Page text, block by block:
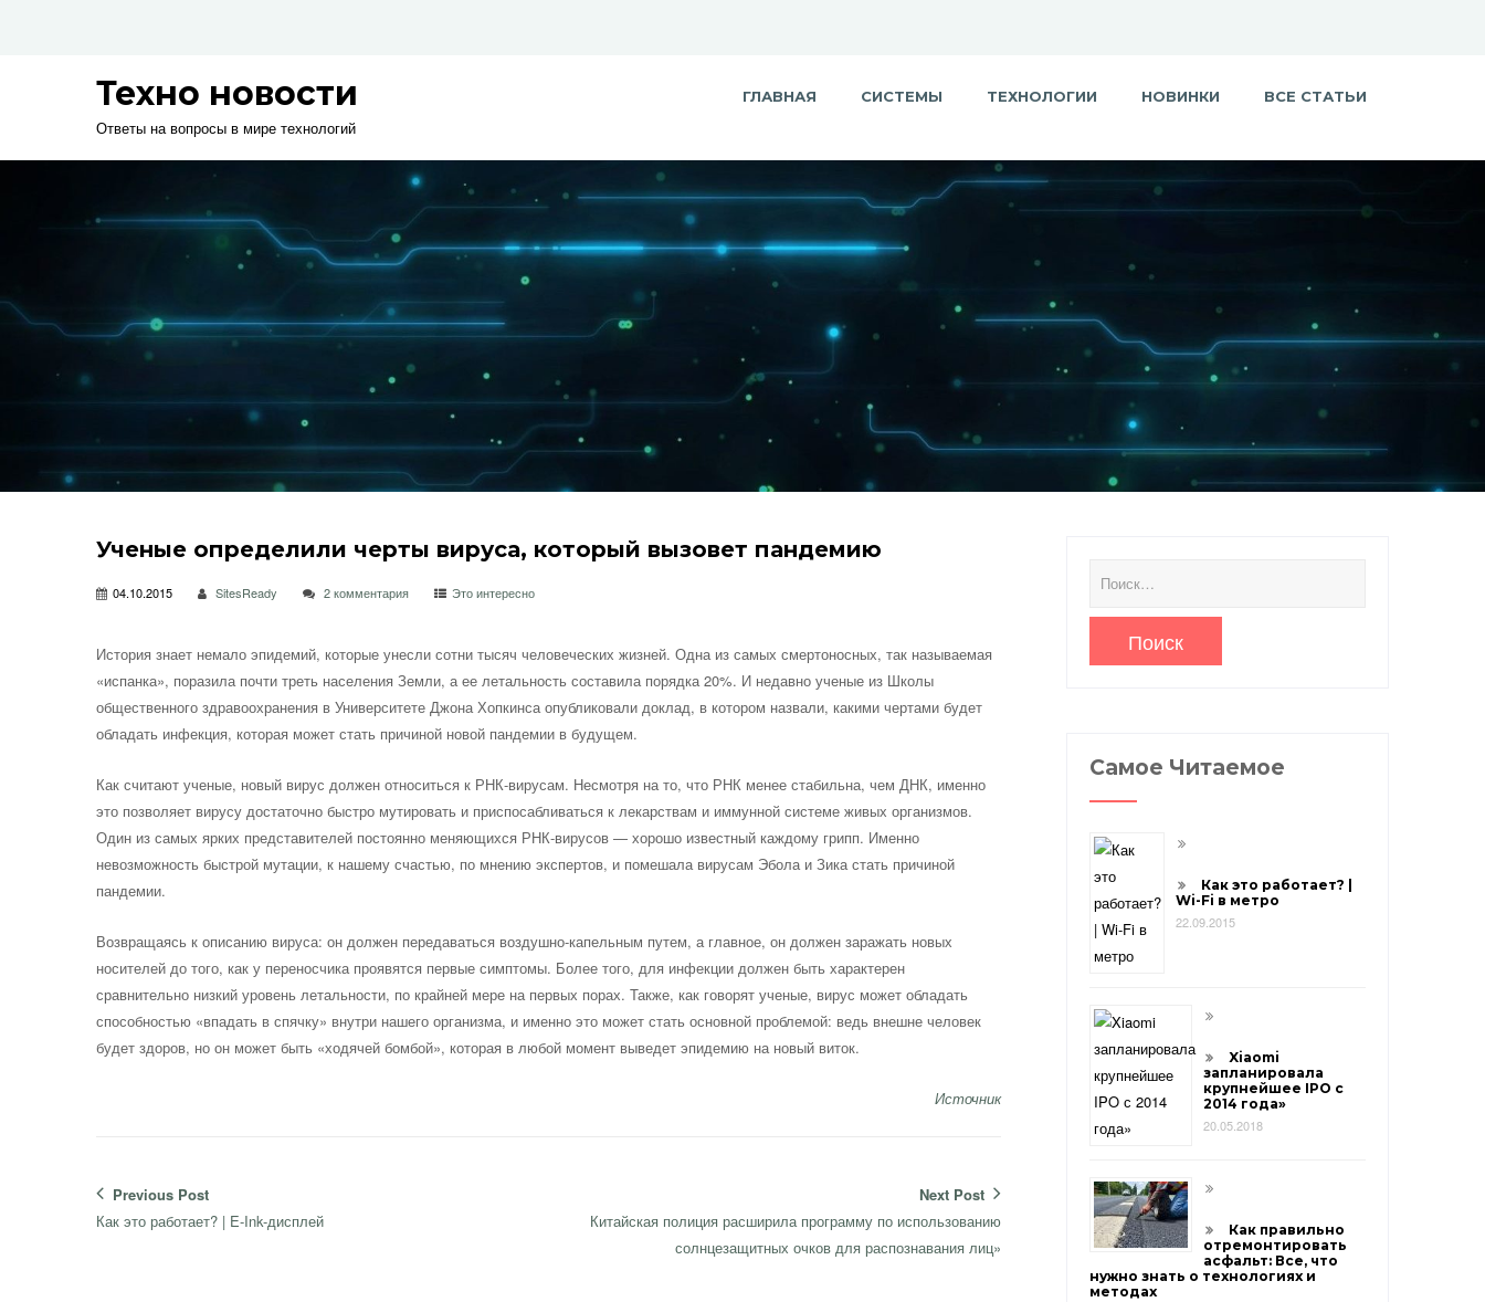
Техно новости
Ответы на вопросы в мире технологий
ГЛАВНАЯ СИСТЕМЫ ТЕХНОЛОГИИ НОВИНКИ ВСЕ СТАТЬИ
Ученые определили черты вируса, который вызовет пандемию
04.10.2015 SitesReady 2 комментария Это интересно
История знает немало эпидемий, которые унесли сотни тысяч человеческих жизней. Одна из самых смертоносных, так называемая
«испанка», поразила почти треть населения Земли, а ее летальность составила порядка 20%. И недавно ученые из Школы
общественного здравоохранения в Университете Джона Хопкинса опубликовали доклад, в котором назвали, какими чертами будет
обладать инфекция, которая может стать причиной новой пандемии в будущем.
Как считают ученые, новый вирус должен относиться к РНК-вирусам. Несмотря на то, что РНК менее стабильна, чем ДНК, именно
это позволяет вирусу достаточно быстро мутировать и приспосабливаться к лекарствам и иммунной системе живых организмов.
Один из самых ярких представителей постоянно меняющихся РНК-вирусов — хорошо известный каждому грипп. Именно
невозможность быстрой мутации, к нашему счастью, по мнению экспертов, и помешала вирусам Эбола и Зика стать причиной
пандемии.
Возвращаясь к описанию вируса: он должен передаваться воздушно-капельным путем, а главное, он должен заражать новых
носителей до того, как у переносчика проявятся первые симптомы. Более того, для инфекции должен быть характерен
сравнительно низкий уровень летальности, по крайней мере на первых порах. Также, как говорят ученые, вирус может обладать
способностью «впадать в спячку» внутри нашего организма, и именно это может стать основной проблемой: ведь внешне человек
будет здоров, но он может быть «ходячей бомбой», которая в любой момент выведет эпидемию на новый виток.
Источник
Навигация
по
Previous Post
Previous
Как это работает? | E-Ink-дисплей
Next Post
Next
Китайская полиция расширила программу по использованию
солнцезащитных очков для распознавания лиц»
Самое Читаемое
Как это работает? |
Wi-Fi в метро
22.09.2015
Xiaomi
запланировала
крупнейшее IPO с
2014 года»
20.05.2018
Как правильно
отремонтировать
асфальт: Все, что
нужно знать о технологиях и
методах